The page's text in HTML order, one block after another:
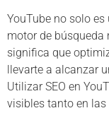
YouTube no solo
motor de búsqueda
significa que
llevarte a alcanzar
Utilizar SEO en
visibles tanto en